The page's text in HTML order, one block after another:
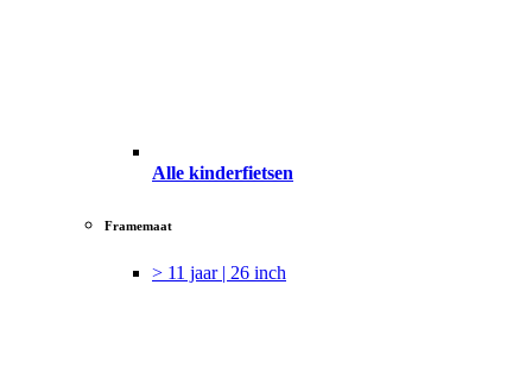
Alle kinderfietsen
Framemaat
> 11 jaar | 26 inch